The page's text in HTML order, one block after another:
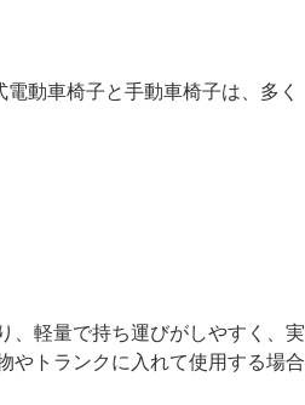
動車椅子と手動車椅子は、多く
、軽量で持ち運びがしやすく、実
やトランクに入れて使用する場合